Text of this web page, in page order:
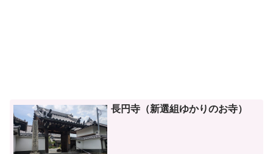
長円寺（新選組ゆかりのお寺）